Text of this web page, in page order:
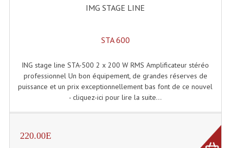
IMG STAGE LINE
STA 600
ING stage line STA-500 2 x 200 W RMS Amplificateur stéréo
professionnel Un bon équipement, de grandes réserves de
puissance et un prix exceptionnellement bas font de ce nouvel
- cliquez-ici pour lire la suite...
220.00E